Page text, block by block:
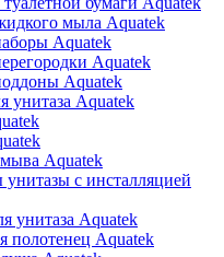
мыла Aquatek
Aquatek
Aquatek
Aquatek
унитаза Aquatek
Aquatek
с инсталляцией
унитаза Aquatek
полотенец Aquatek